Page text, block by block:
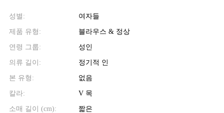
성별: 여자들
제품 유형: 블라우스 & 정상
연령 그룹: 성인
의류 길이: 정기적 인
본 유형: 없음
칼라: V 목
소매 길이 (cm): 짧은